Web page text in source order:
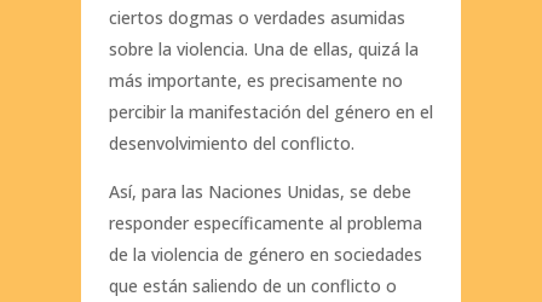
ciertos dogmas o verdades asumidas
sobre la violencia. Una de ellas, quizá la
más importante, es precisamente no
percibir la manifestación del género en el
desenvolvimiento del conflicto.
Así, para las Naciones Unidas, se debe
responder específicamente al problema
de la violencia de género en sociedades
que están saliendo de un conflicto o